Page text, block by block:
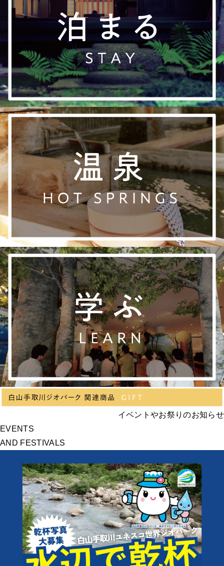
イベントやお祭りのお知らせ
EVENTS
AND FESTIVALS